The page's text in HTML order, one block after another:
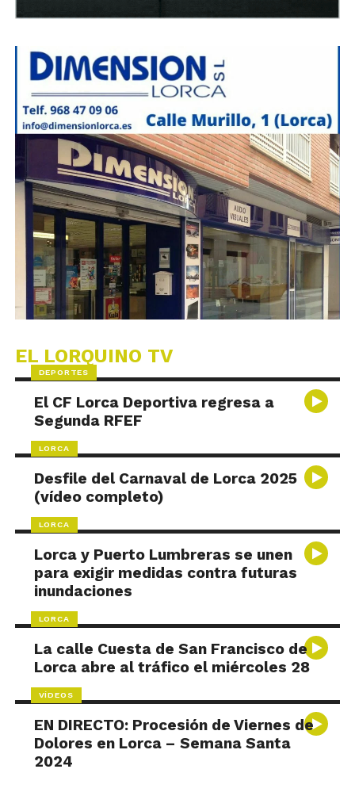
EL LORQUINO TV
DEPORTES
El CF Lorca Deportiva regresa a
Segunda RFEF
LORCA
Desfile del Carnaval de Lorca 2025
(vídeo completo)
LORCA
Lorca y Puerto Lumbreras se unen
para exigir medidas contra futuras
inundaciones
LORCA
La calle Cuesta de San Francisco de
Lorca abre al tráfico el miércoles 28
VÍDEOS
EN DIRECTO: Procesión de Viernes de
Dolores en Lorca – Semana Santa
2024